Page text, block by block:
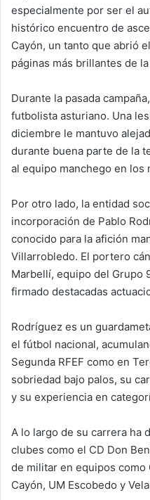
especialmente por ser el
histórico encuentro de
Cayón, un tanto que abrió
páginas más brillantes de
Durante la pasada
futbolista asturiano. Una
diciembre le mantuvo
durante buena parte de la
al equipo manchego en
Por otro lado, la entidad
incorporación de Pablo
conocido para la afición
Villarrobledo. El portero
Marbellí, equipo del Grupo
firmado destacadas
Rodríguez es un
el fútbol nacional,
Segunda RFEF como en
sobriedad bajo palos, su
y su experiencia en
A lo largo de su carrera ha
clubes como el CD Don
de militar en equipos como
Cayón, UM Escobedo y